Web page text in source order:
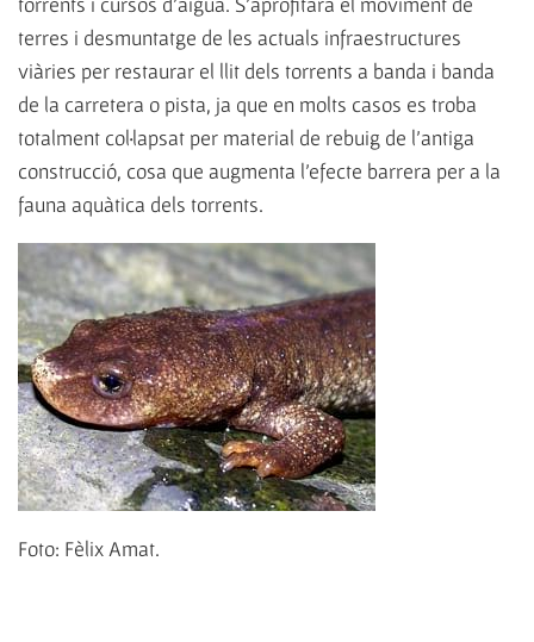
terres i desmuntatge de les actuals infraestructures
viàries per restaurar el llit dels torrents a banda i banda
de la carretera o pista, ja que en molts casos es troba
totalment col·lapsat per material de rebuig de l'antiga
construcció, cosa que augmenta l'efecte barrera per a la
fauna aquàtica dels torrents.
Foto: Fèlix Amat.